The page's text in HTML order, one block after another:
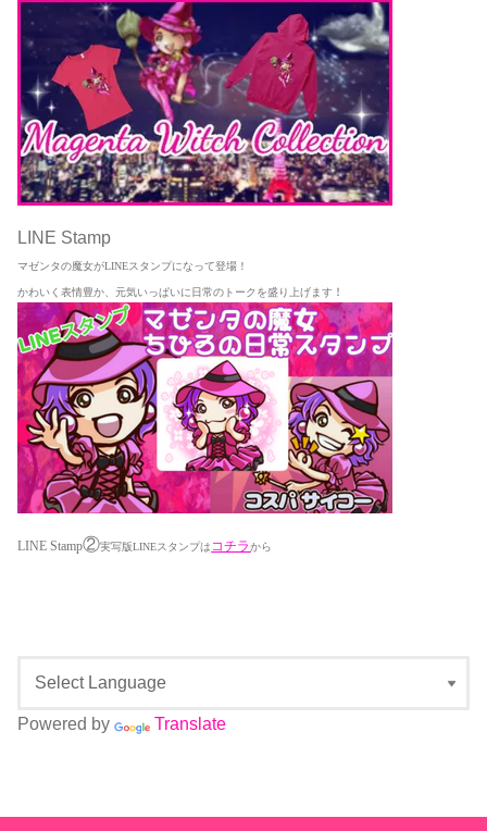
LINE Stamp
マゼンタの魔女がLINEスタンプになって登場！
かわいく表情豊か、元気いっぱいに日常のトークを盛り上げます ！
LINE Stamp②実写版LINEスタンプはコチラから
Powered by Translate